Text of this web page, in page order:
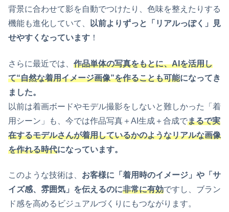
背景に合わせて影を自動でつけたり、色味を整えたりする
機能も進化していて、
以前よりずっと「リアルっぽく」見
せやすくなっています ！
さらに最近では、 作品単体の写真をもとに、AIを活用し
て“自然な着用イメージ画像”を作ることも可能になってき
ました。
以前は着画ボードやモデル撮影をしないと難しかった「着
用シーン」も、今では作品写真＋AI生成＋合成でまるで実
在するモデルさんが着用しているかのようなリアルな画像
を作れる時代になっています。
このような技術は、 お客様に「着用時のイメージ」や「サ
イズ感、雰囲気」を伝えるのに非常に有効ですし、ブラン
ド感を高めるビジュアルづくりにもつながります。